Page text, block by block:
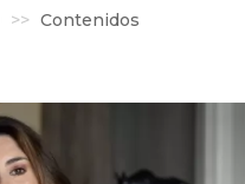
Contenidos